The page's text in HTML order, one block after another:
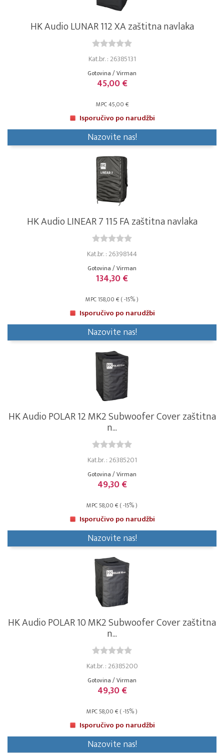
HK Audio LUNAR 112 XA zaštitna navlaka
Kat.br. : 26385131
Gotovina / Virman
45,00 €
MPC 45,00 €
Isporučivo po narudžbi
Nazovite nas!
HK Audio LINEAR 7 115 FA zaštitna navlaka
Kat.br. : 26398144
Gotovina / Virman
134,30 €
MPC 158,00 € ( -15% )
Isporučivo po narudžbi
Nazovite nas!
HK Audio POLAR 12 MK2 Subwoofer Cover zaštitna
n...
Kat.br. : 26385201
Gotovina / Virman
49,30 €
MPC 58,00 € ( -15% )
Isporučivo po narudžbi
Nazovite nas!
HK Audio POLAR 10 MK2 Subwoofer Cover zaštitna
n...
Kat.br. : 26385200
Gotovina / Virman
49,30 €
MPC 58,00 € ( -15% )
Isporučivo po narudžbi
Nazovite nas!